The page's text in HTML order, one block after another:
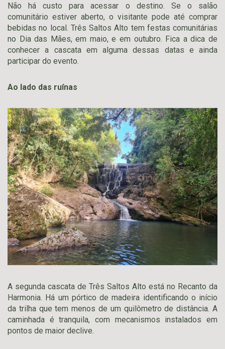
Não há custo para acessar o destino. Se o salão
comunitário estiver aberto, o visitante pode até comprar
bebidas no local. Três Saltos Alto tem festas comunitárias
no Dia das Mães, em maio, e em outubro. Fica a dica de
conhecer a cascata em alguma dessas datas e ainda
participar do evento.
Ao lado das ruínas
A segunda cascata de Três Saltos Alto está no Recanto da
Harmonia. Há um pórtico de madeira identificando o início
da trilha que tem menos de um quilômetro de distância. A
caminhada é tranquila, com mecanismos instalados em
pontos de maior declive.